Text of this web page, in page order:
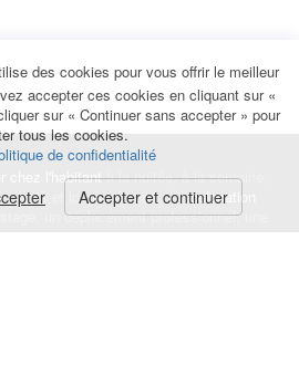
chez l'habitantà la nuitée, à la semaine,
courts et longs séjours, unecolocation
un déplacement professionnel, une
des cookies pour vous offrir le meilleur
accepter ces cookies en cliquant sur «
sur « Continuer sans accepter » pour
tous les cookies.
de confidentialité
Accepter et continuer